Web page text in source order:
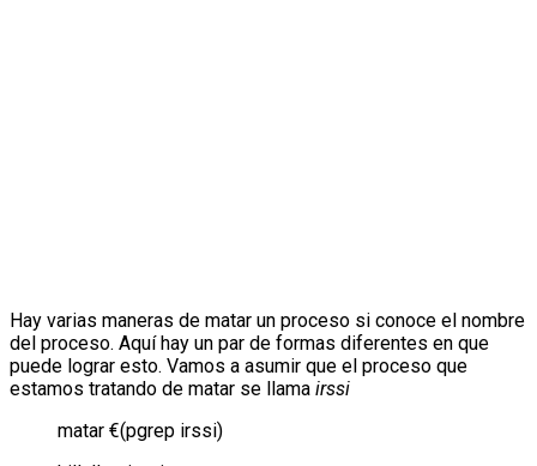
Hay varias maneras de matar un proceso si conoce el nombre
del proceso. Aquí hay un par de formas diferentes en que
puede lograr esto. Vamos a asumir que el proceso que
estamos tratando de matar se llama irssi
matar €(pgrep irssi)